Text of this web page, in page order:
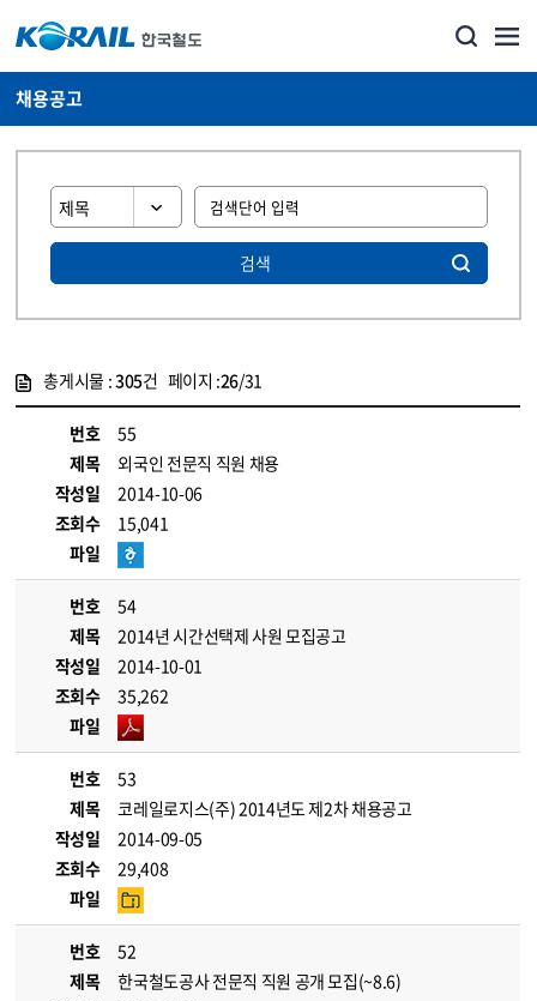
채용공고
검색
총게시물 :305건 페이지 :26/31
번호
55
제목
외국인 전문직 직원 채용
작성일
2014-10-06
조회수
15,041
파일
번호
54
제목
2014년 시간선택제 사원 모집공고
작성일
2014-10-01
조회수
35,262
파일
번호
53
제목
코레일로지스(주) 2014년도 제2차 채용공고
작성일
2014-09-05
조회수
29,408
파일
번호
52
제목
한국철도공사 전문직 직원 공개 모집(~8.6)